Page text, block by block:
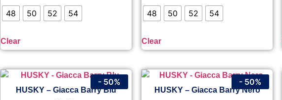
48 50 52 54
Clear
48 50 52 54
Clear
HUSKY – Giacca Barry Blu
- 50%
HUSKY – Giacca Barry Nero
- 50%